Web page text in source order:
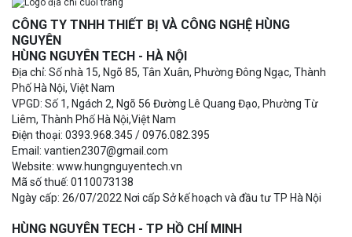
CÔNG TY TNHH THIẾT BỊ VÀ CÔNG NGHỆ HÙNG
NGUYÊN
HÙNG NGUYÊN TECH - HÀ NỘI
Địa chỉ: Số nhà 15, Ngõ 85, Tân Xuân, Phường Đông Ngạc, Thành
Phố Hà Nội, Việt Nam
VPGD: Số 1, Ngách 2, Ngõ 56 Đường Lê Quang Đạo, Phường Từ
Liêm, Thành Phố Hà Nội,Việt Nam
Điện thoại: 0393.968.345 / 0976.082.395
Email: vantien2307@gmail.com
Website: www.hungnguyentech.vn
Mã số thuế: 0110073138
Ngày cấp: 26/07/2022 Nơi cấp Sở kế hoạch và đầu tư TP Hà Nội
HÙNG NGUYÊN TECH - TP HỒ CHÍ MINH